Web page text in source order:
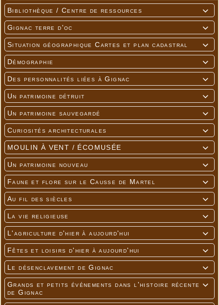

Bibliothèque / Centre de ressources

Gignac terre d'oc

Situation géographique Cartes et plan cadastral

Démographie

Des personnalités liées à Gignac

Un patrimoine détruit

Un patrimoine sauvegardé

Curiosités architecturales

MOULIN À VENT / ÉCOMUSÉE

Un patrimoine nouveau

Faune et flore sur le Causse de Martel

Au fil des siècles

La vie religieuse

L'agriculture d'hier à aujourd'hui

Fêtes et loisirs d'hier à aujourd'hui

Le désenclavement de Gignac

Grands et petits événements dans l'histoire récente
de Gignac